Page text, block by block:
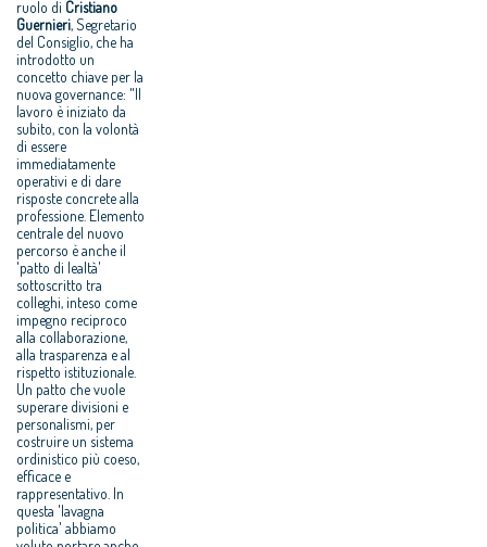
ruolo di Cristiano
Guernieri, Segretario
del Consiglio, che ha
introdotto un
concetto chiave per la
nuova governance: "Il
lavoro è iniziato da
subito, con la volontà
di essere
immediatamente
operativi e di dare
risposte concrete alla
professione. Elemento
centrale del nuovo
percorso è anche il
'patto di lealtà'
sottoscritto tra
colleghi, inteso come
impegno reciproco
alla collaborazione,
alla trasparenza e al
rispetto istituzionale.
Un patto che vuole
superare divisioni e
personalismi, per
costruire un sistema
ordinistico più coeso,
efficace e
rappresentativo. In
questa 'lavagna
politica' abbiamo